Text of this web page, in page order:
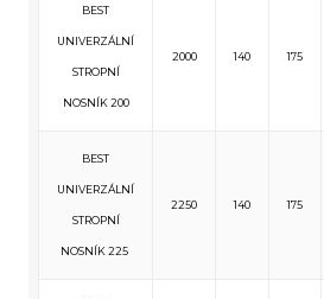
BEST
UNIVERZÁLNÍ
STROPNÍ
NOSNÍK 200
2000 140 175
BEST
UNIVERZÁLNÍ
STROPNÍ
NOSNÍK 225
2250 140 175